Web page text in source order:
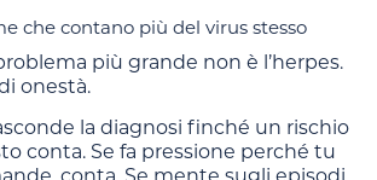
che contano più del virus stesso
più grande non è l’herpes.
onestà.
la diagnosi finché un rischio
conta. Se fa pressione perché tu
conta. Se mente sugli episodi,